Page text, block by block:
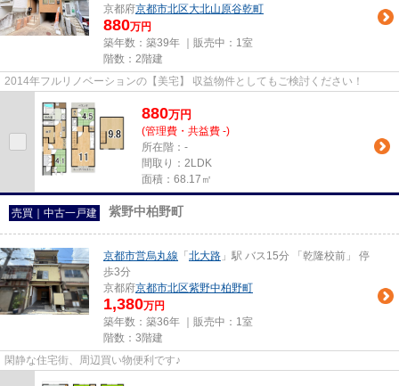
京都府京都市北区大北山原谷乾町
880万円
築年数：築39年 ｜販売中： 1室
階数：2階建
2014年フルリノベーションの【美宅】 収益物件としてもご検討ください！
880万円
(管理費・共益費 -)
所在階：-
間取り：2LDK
面積：68.17㎡
売買｜中古一戸建 紫野中柏野町
京都市営烏丸線 「 北大路 」駅 バス15分 「乾隆校前」 停
歩3分
京都府京都市北区紫野中柏野町
1,380万円
築年数：築36年 ｜販売中： 1室
階数：3階建
閑静な住宅街、周辺買い物便利です♪